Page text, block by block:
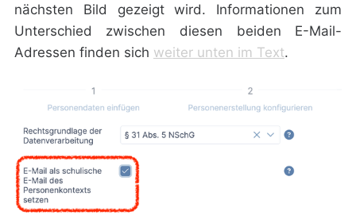
nächsten Bild gezeigt wird. Informationen zum
Unterschied zwischen diesen beiden E-Mail-
Adressen finden sich weiter unten im Text.